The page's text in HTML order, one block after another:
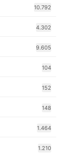
10.792
4.302
9.605
104
152
148
1.464
1.210